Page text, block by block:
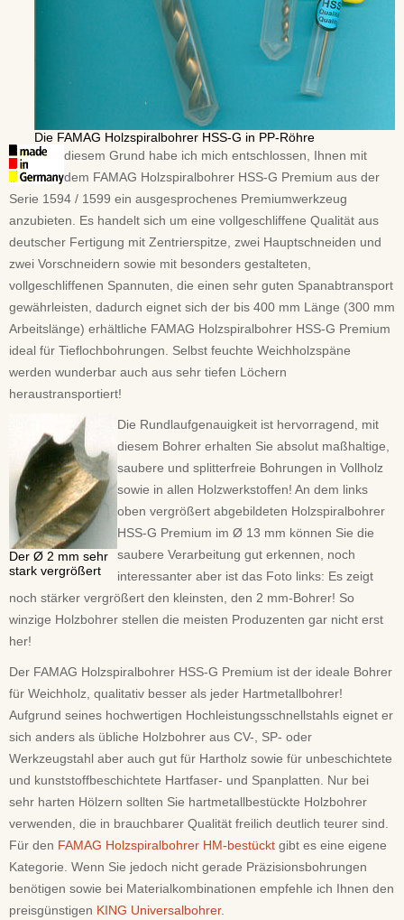
Die FAMAG Holzspiralbohrer HSS-G in PP-Röhre
diesem Grund habe ich mich entschlossen, Ihnen mit
dem FAMAG Holzspiralbohrer HSS-G Premium aus der
Serie 1594 / 1599 ein ausgesprochenes Premiumwerkzeug
anzubieten. Es handelt sich um eine vollgeschliffene Qualität aus
deutscher Fertigung mit Zentrierspitze, zwei Hauptschneiden und
zwei Vorschneidern sowie mit besonders gestalteten,
vollgeschliffenen Spannuten, die einen sehr guten Spanabtransport
gewährleisten, dadurch eignet sich der bis 400 mm Länge (300 mm
Arbeitslänge) erhältliche FAMAG Holzspiralbohrer HSS-G Premium
ideal für Tieflochbohrungen. Selbst feuchte Weichholzspäne
werden wunderbar auch aus sehr tiefen Löchern
heraustransportiert!
Der Ø 2 mm sehr
stark vergrößert
Die Rundlaufgenauigkeit ist hervorragend, mit
diesem Bohrer erhalten Sie absolut maßhaltige,
saubere und splitterfreie Bohrungen in Vollholz
sowie in allen Holzwerkstoffen! An dem links
oben vergrößert abgebildeten Holzspiralbohrer
HSS-G Premium im Ø 13 mm können Sie die
saubere Verarbeitung gut erkennen, noch
interessanter aber ist das Foto links: Es zeigt
noch stärker vergrößert den kleinsten, den 2 mm-Bohrer! So
winzige Holzbohrer stellen die meisten Produzenten gar nicht erst
her!
Der FAMAG Holzspiralbohrer HSS-G Premium ist der ideale Bohrer
für Weichholz, qualitativ besser als jeder Hartmetallbohrer!
Aufgrund seines hochwertigen Hochleistungsschnellstahls eignet er
sich anders als übliche Holzbohrer aus CV-, SP- oder
Werkzeugstahl aber auch gut für Hartholz sowie für unbeschichtete
und kunststoffbeschichtete Hartfaser- und Spanplatten. Nur bei
sehr harten Hölzern sollten Sie hartmetallbestückte Holzbohrer
verwenden, die in brauchbarer Qualität freilich deutlich teurer sind.
Für den FAMAG Holzspiralbohrer HM-bestückt gibt es eine eigene
Kategorie. Wenn Sie jedoch nicht gerade Präzisionsbohrungen
benötigen sowie bei Materialkombinationen empfehle ich Ihnen den
preisgünstigen KING Universalbohrer.